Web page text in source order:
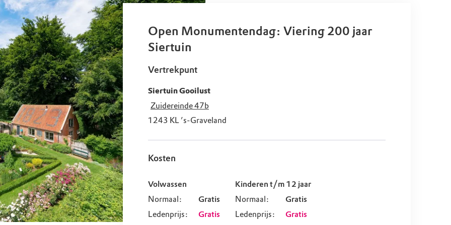
Open Monumentendag: Viering 200 jaar
Siertuin
Vertrekpunt
Siertuin Gooilust
Zuidereinde 47b
1243 KL ’s-Graveland
Kosten
Volwassen
Normaal:
Gratis
Ledenprijs:
Gratis
Kinderen t/m 12 jaar
Normaal:
Gratis
Ledenprijs:
Gratis